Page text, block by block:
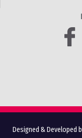
Designed & Developed